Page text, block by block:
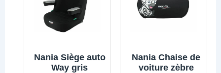
Nania Siège auto
Way gris
Nania Chaise de
voiture zèbre